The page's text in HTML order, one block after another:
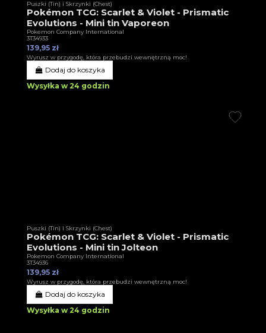
Puszki (Tin) i Skrzynki (Chest)
Pokémon TCG: Scarlet & Violet - Prismatic
Evolutions - Mini tin Vaporeon
Pokemon Company International
3T34933
139,95 zł
Wyrusz w przygodę, która przebudzi wewnętrzną moc!
Dodaj do koszyka
Wysyłka w 24 godzin
Puszki (Tin) i Skrzynki (Chest)
Pokémon TCG: Scarlet & Violet - Prismatic
Evolutions - Mini tin Jolteon
Pokemon Company International
3T34936
139,95 zł
Wyrusz w przygodę, która przebudzi wewnętrzną moc!
Dodaj do koszyka
Wysyłka w 24 godzin